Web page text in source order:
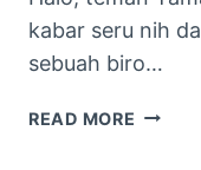
kabar seru nih
sebuah biro…
READ MORE PAKET